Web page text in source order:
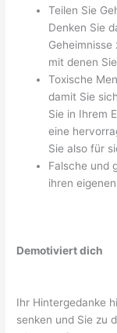
Teilen Sie
Denken Sie
mit denen
Toxische
damit Sie
Sie in Ihrem
eine
Sie also für
Falsche und
ihren
Demotiviert dich
Ihr Hintergedanke
senken und Sie zu